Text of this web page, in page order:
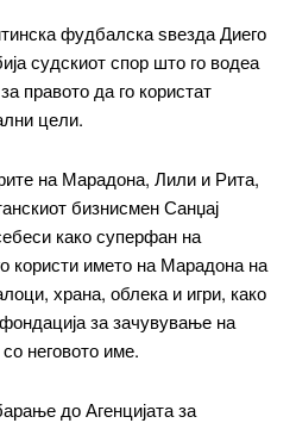
фудбалска ѕвезда Диего
судскиот спор што го водеа
правото да го користат
цели.
на Марадона, Лили и Рита,
бизнисмен Санџај
како суперфан на
користи името на Марадона на
храна, облека и игри, како
за зачувување на
неговото име.
до Агенцијата за